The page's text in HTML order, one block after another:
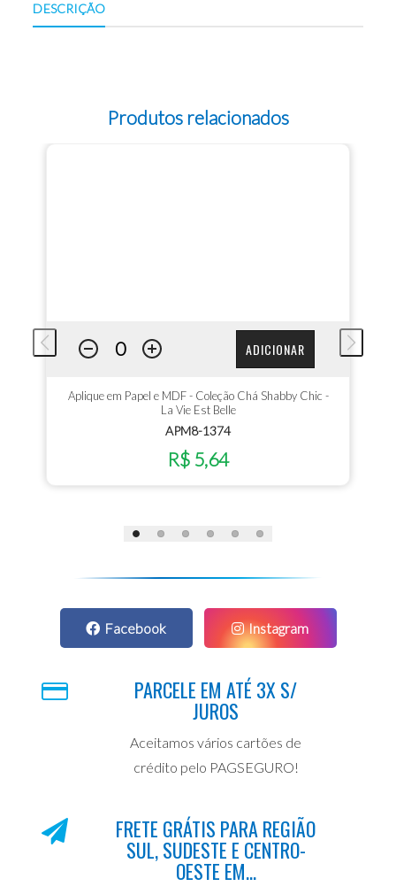
DESCRIÇÃO
Produtos relacionados
ADICIONAR
Aplique em Papel e MDF - Coleção Chá Shabby Chic -
La Vie Est Belle
APM8-1374
R$ 5,64
Facebook Instagram
PARCELE EM ATÉ 3X S/
JUROS
Aceitamos vários cartões de
crédito pelo PAGSEGURO!
FRETE GRÁTIS PARA REGIÃO
SUL, SUDESTE E CENTRO-
OESTE EM...